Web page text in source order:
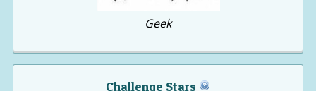
Geek
Challenge Stars